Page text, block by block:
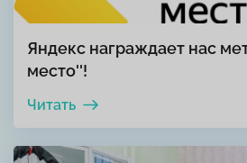
Яндекс награждает нас
место''!
Читать